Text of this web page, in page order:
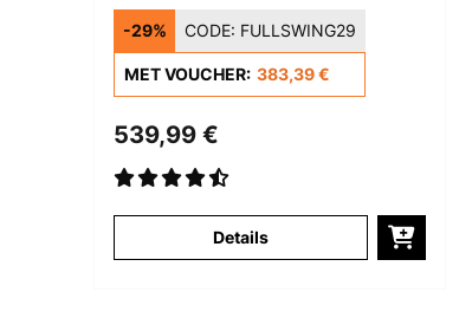
-29% CODE: FULLSWING29
MET VOUCHER: 383,39 €
539,99 €
Details